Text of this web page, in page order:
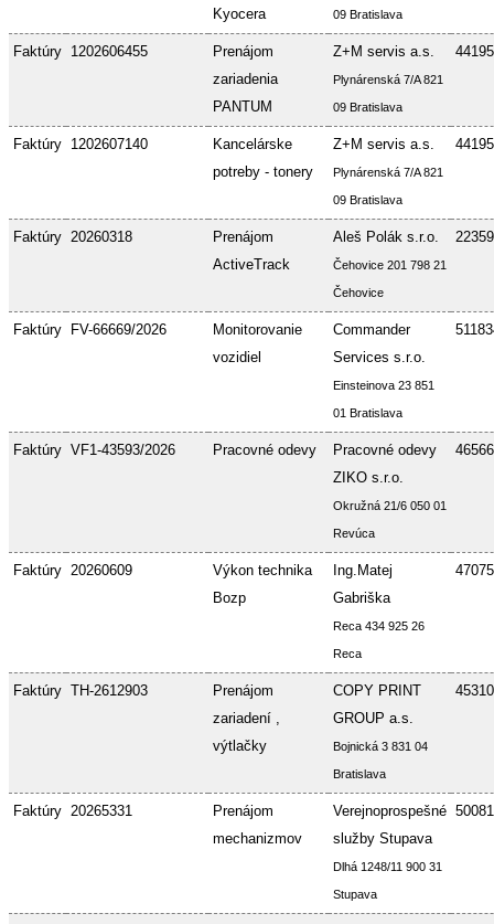
Kyocera
09 Bratislava
Faktúry 1202606455
Prenájom
zariadenia
PANTUM
Z+M servis a.s.
Plynárenská 7/A 821
09 Bratislava
Faktúry 1202607140
Kancelárske
potreby - tonery
Z+M servis a.s.
Plynárenská 7/A 821
09 Bratislava
Faktúry 20260318
Prenájom
ActiveTrack
Aleš Polák s.r.o.
Čehovice 201 798 21
Čehovice
Faktúry FV-66669/2026
Monitorovanie
vozidiel
Commander
Services s.r.o.
Einsteinova 23 851
01 Bratislava
Faktúry VF1-43593/2026 Pracovné odevy
Pracovné odevy
ZIKO s.r.o.
Okružná 21/6 050 01
Revúca
Faktúry 20260609
Výkon technika
Bozp
Ing.Matej
Gabriška
Reca 434 925 26
Reca
Faktúry TH-2612903
Prenájom
zariadení ,
výtlačky
COPY PRINT
GROUP a.s.
Bojnická 3 831 04
Bratislava
Faktúry 20265331
Prenájom
mechanizmov
Verejnoprospešné
služby Stupava
Dlhá 1248/11 900 31
Stupava